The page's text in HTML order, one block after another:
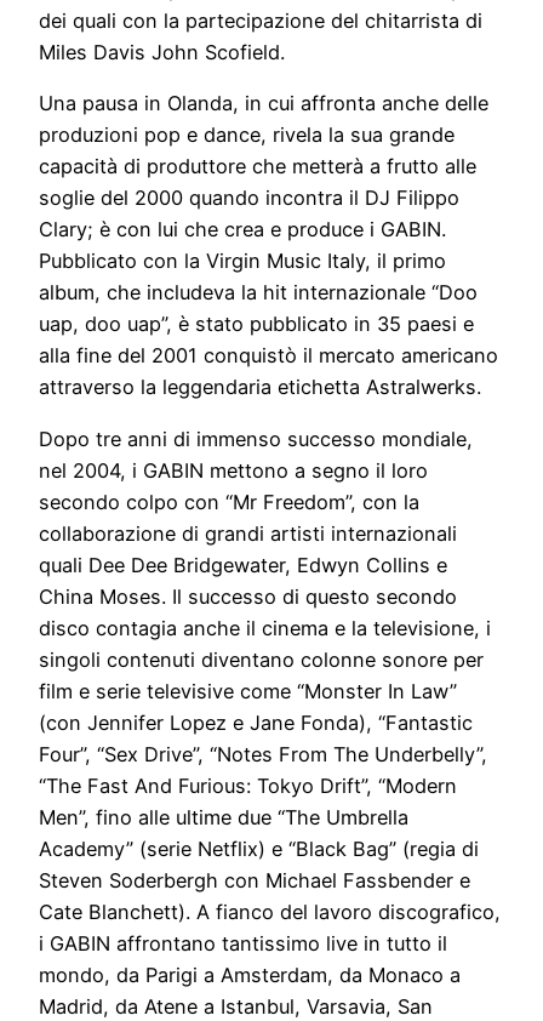
dei quali con la partecipazione del chitarrista di
Miles Davis John Scofield.
Una pausa in Olanda, in cui affronta anche delle
produzioni pop e dance, rivela la sua grande
capacità di produttore che metterà a frutto alle
soglie del 2000 quando incontra il DJ Filippo
Clary; è con lui che crea e produce i GABIN.
Pubblicato con la Virgin Music Italy, il primo
album, che includeva la hit internazionale “Doo
uap, doo uap”, è stato pubblicato in 35 paesi e
alla fine del 2001 conquistò il mercato americano
attraverso la leggendaria etichetta Astralwerks.
Dopo tre anni di immenso successo mondiale,
nel 2004, i GABIN mettono a segno il loro
secondo colpo con “Mr Freedom”, con la
collaborazione di grandi artisti internazionali
quali Dee Dee Bridgewater, Edwyn Collins e
China Moses. Il successo di questo secondo
disco contagia anche il cinema e la televisione, i
singoli contenuti diventano colonne sonore per
film e serie televisive come “Monster In Law”
(con Jennifer Lopez e Jane Fonda), “Fantastic
Four”, “Sex Drive”, “Notes From The Underbelly”,
“The Fast And Furious: Tokyo Drift”, “Modern
Men”, fino alle ultime due “The Umbrella
Academy” (serie Netflix) e “Black Bag” (regia di
Steven Soderbergh con Michael Fassbender e
Cate Blanchett). A fianco del lavoro discografico,
i GABIN affrontano tantissimo live in tutto il
mondo, da Parigi a Amsterdam, da Monaco a
Madrid, da Atene a Istanbul, Varsavia, San